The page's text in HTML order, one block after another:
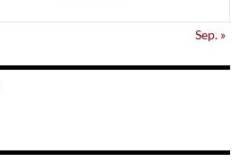
Sep. »